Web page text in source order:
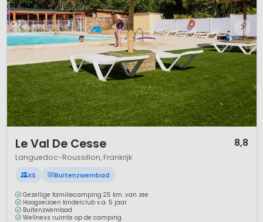
Le Val De Cesse 8,8
Languedoc-Roussillon, Frankrijk
XS Buitenzwembad
Gezellige familiecamping 25 km. van zee
Hoogseizoen kinderclub v.a. 5 jaar
Buitenzwembad
Wellness ruimte op de camping